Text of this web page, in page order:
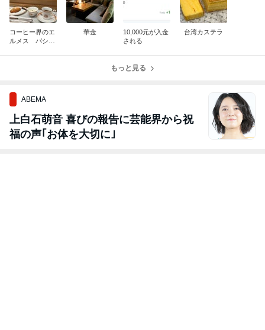
コーヒー界のエ
ルメス バシャ
華金
10,000元が入金
される
台湾カステラ
もっと見る
ABEMA
上白石萌音 喜びの報告に芸能界から祝
福の声｢お体を大切に｣